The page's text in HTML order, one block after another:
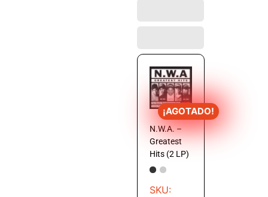
¡AGOTADO!
N.W.A. –
Greatest
Hits (2 LP)
SKU: